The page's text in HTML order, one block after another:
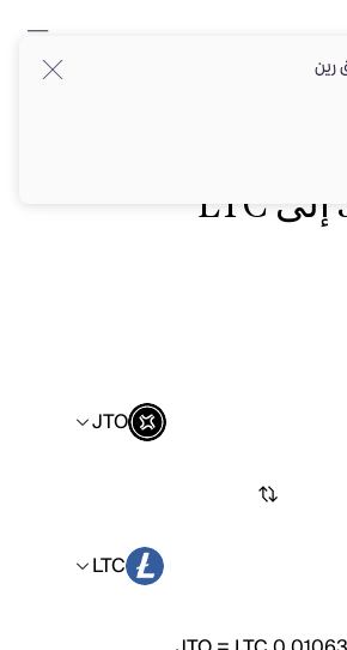
JTO
LTC
رين